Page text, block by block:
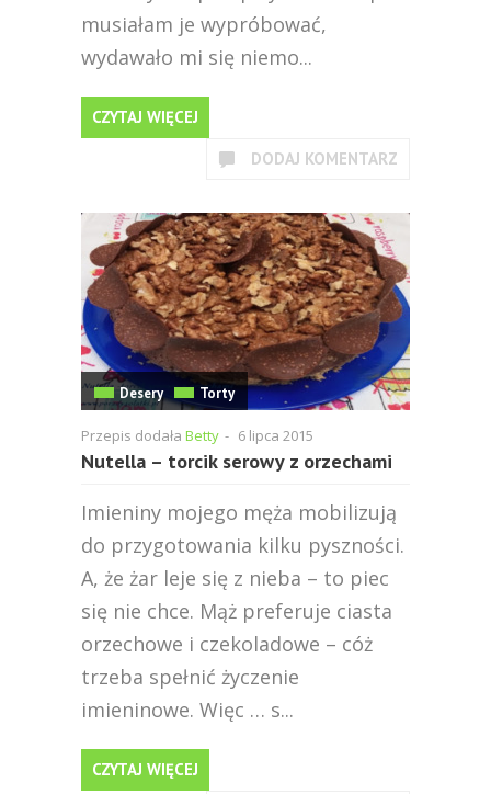
musiałam je wypróbować,
wydawało mi się niemo...
CZYTAJ WIĘCEJ
DODAJ KOMENTARZ
Desery Torty
Przepis dodała Betty - 6 lipca 2015
Nutella – torcik serowy z orzechami
Imieniny mojego męża mobilizują
do przygotowania kilku pyszności.
A, że żar leje się z nieba – to piec
się nie chce. Mąż preferuje ciasta
orzechowe i czekoladowe – cóż
trzeba spełnić życzenie
imieninowe. Więc … s...
CZYTAJ WIĘCEJ